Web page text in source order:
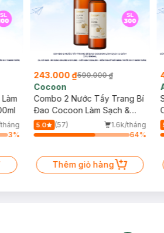
3%
243.000 ₫590.000 ₫
Cocoon
Combo 2 Nước Tẩy Trang Bí
Đao Cocoon Làm Sạch &
Giảm Dầu 500ml
5.0 (57)
1.6k/tháng
64%
Thêm giỏ hàng